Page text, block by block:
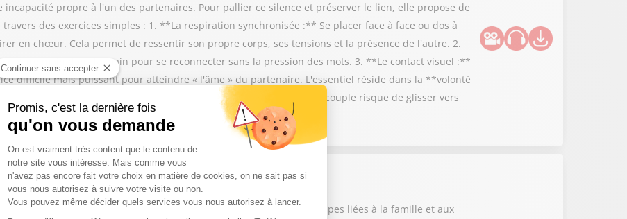
propre à l'un des partenaires. Pour pallier ce silence et préserver le lien, elle propose de
des exercices simples : 1. **La respiration synchronisée :** Se placer face à face ou dos à
en chœur. Cela permet de ressentir son propre corps, ses tensions et la présence de l'autre. 2.
main dans la main pour se reconnecter sans la pression des mots. 3. **Le contact visuel :**
difficile mais puissant pour atteindre « l'âme » du partenaire. L'essentiel réside dans la **volonté
ces moments de communion. Sans ces instants de reconnexion, le couple risque de glisser vers
qui permet d'avancer dans la même direction.
ou installation) peut révéler des désillusions. S’ensuivent des étapes liées à la famille et aux